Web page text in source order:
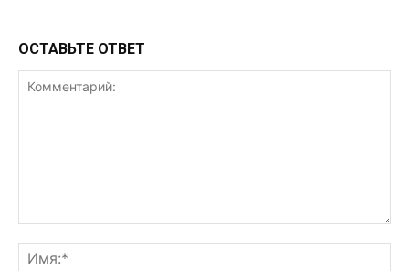
ОСТАВЬТЕ ОТВЕТ